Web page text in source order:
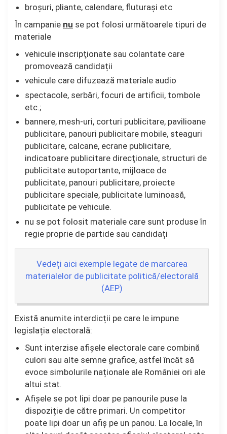
broşuri, pliante, calendare, fluturași etc
În campanie nu se pot folosi următoarele tipuri de
materiale
vehicule inscripţionate sau colantate care
promovează candidații
vehicule care difuzează materiale audio
spectacole, serbări, focuri de artificii, tombole
etc.;
bannere, mesh-uri, corturi publicitare, pavilioane
publicitare, panouri publicitare mobile, steaguri
publicitare, calcane, ecrane publicitare,
indicatoare publicitare direcţionale, structuri de
publicitate autoportante, mijloace de
publicitate, panouri publicitare, proiecte
publicitare speciale, publicitate luminoasă,
publicitate pe vehicule.
nu se pot folosit materiale care sunt produse în
regie proprie de partide sau candidați
Vedeți aici exemple legate de marcarea
materialelor de publicitate politică/electorală
(AEP)
Există anumite interdicții pe care le impune
legislația electorală:
Sunt interzise afișele electorale care combină
culori sau alte semne grafice, astfel încât să
evoce simbolurile naționale ale României ori ale
altui stat.
Afișele se pot lipi doar pe panourile puse la
dispoziție de către primari. Un competitor
poate lipi doar un afiș pe un panou. La locale, în